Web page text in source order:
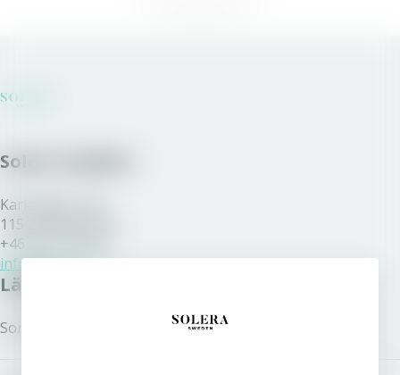
Solera Sweden
Karlavägen 108
115 26 Stockholm
+46 200 77 80 70
info@solera.se
Länkar
Sortiment